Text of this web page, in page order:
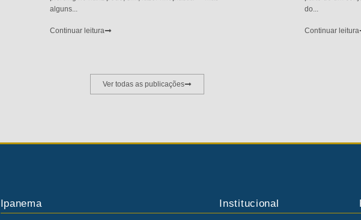
alguns...
Continuar leitura
do...
Continuar leitura
Ver todas as publicações
Ipanema Institucional